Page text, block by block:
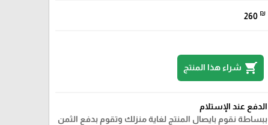
260 ₪
shopping_cart شراء هذا المنتج
الدفع عند الإستلام
ببساطة نقوم بايصال المنتج لغاية منزلك وتقوم بدفع الثمن